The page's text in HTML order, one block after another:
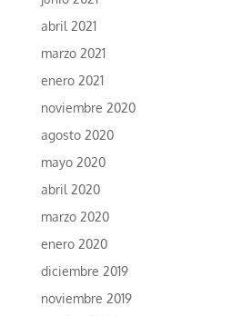
abril 2021
marzo 2021
enero 2021
noviembre 2020
agosto 2020
mayo 2020
abril 2020
marzo 2020
enero 2020
diciembre 2019
noviembre 2019